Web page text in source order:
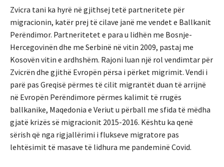
Zvicra tani ka hyrë në gjithsej tetë partneritete për
migracionin, katër prej të cilave janë me vendet e Ballkanit
Perëndimor. Partneritetet e para u lidhën me Bosnje-
Hercegovinën dhe me Serbinë në vitin 2009, pastaj me
Kosovën vitin e ardhshëm. Rajoni luan një rol vendimtar për
Zvicrën dhe gjithë Evropën përsa i përket migrimit. Vendi i
parë pas Greqisë përmes të cilit migrantët duan të arrijnë
në Evropën Perëndimore përmes kalimit të rrugës
ballkanike, Maqedonia e Veriut u përball me sfida të mëdha
gjatë krizës së migracionit 2015-2016. Kështu ka qenë
sërish që nga rigjallërimi i flukseve migratore pas
lehtësimit të masave të lidhura me pandeminë Covid.